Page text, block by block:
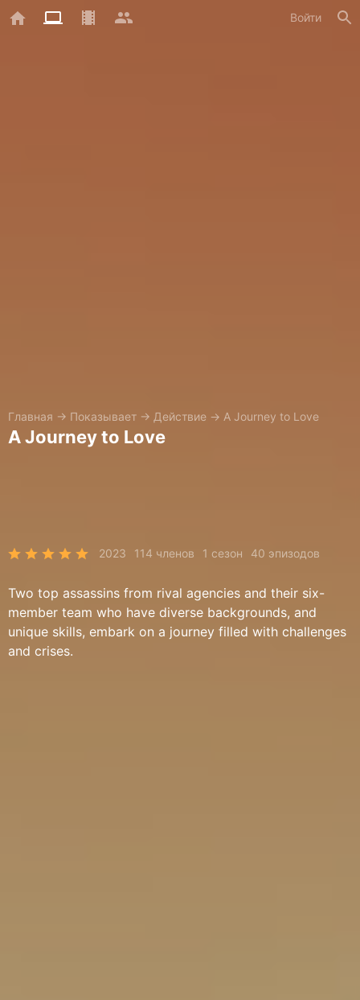
Войти
Главная → Показывает → Действие → A Journey to Love
A Journey to Love
2023 114 членов 1 сезон 40 эпизодов
Two top assassins from rival agencies and their six-
member team who have diverse backgrounds, and
unique skills, embark on a journey filled with challenges
and crises.